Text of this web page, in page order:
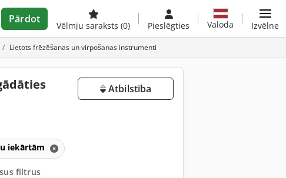
Pārdot
Vēlmju saraksts (0) Pieslēgties Valoda Izvēlne
Lietots frēzēšanas un virpošanas instrumenti
Atbilstība
iekārtām
filtrus